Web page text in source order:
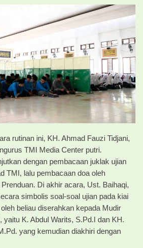
rutinan ini, KH. Ahmad Fauzi Tidjani,
TMI Media Center putri.
dengan pembacaan juklak ujian
TMI, lalu pembacaan doa oleh
Prenduan. Di akhir acara, Ust. Baihaqi,
simbolis soal-soal ujian pada kiai
beliau diserahkan kepada Mudir
yaitu K. Abdul Warits, S.Pd.I dan KH.
yang kemudian diakhiri dengan